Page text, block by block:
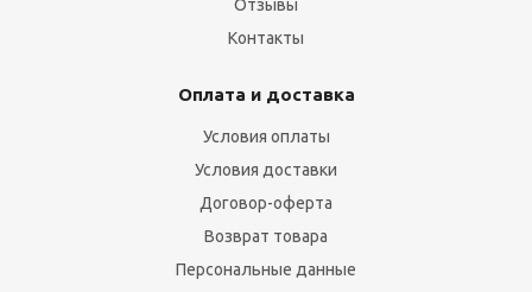
Отзывы
Контакты
Оплата и доставка
Условия оплаты
Условия доставки
Договор-оферта
Возврат товара
Персональные данные